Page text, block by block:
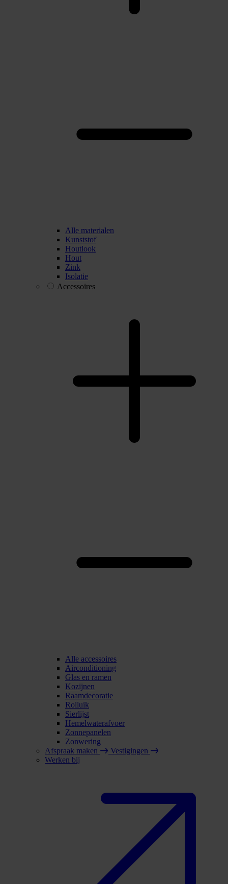
Alle materialen
Kunststof
Houtlook
Hout
Zink
Isolatie
Accessoires
Alle accessoires
Airconditioning
Glas en ramen
Kozijnen
Raamdecoratie
Rolluik
Sierlijst
Hemelwaterafvoer
Zonnepanelen
Zonwering
Afspraak maken
Vestigingen
Werken bij